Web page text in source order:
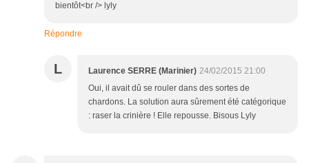
bientôt<br /> lyly
Répondre
L Laurence SERRE (Marinier) 24/02/2015 21:00
Oui, il avait dû se rouler dans des sortes de
chardons. La solution aura sûrement été catégorique
: raser la crinière ! Elle repousse. Bisous Lyly